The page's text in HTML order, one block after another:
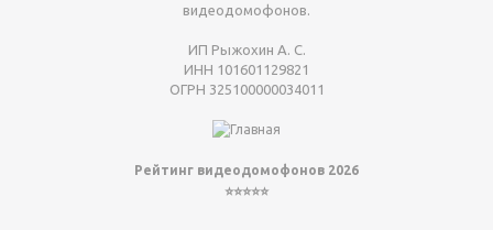
видеодомофонов.
ИП Рыжохин А. С.
ИНН 101601129821
ОГРН 325100000034011
Рейтинг видеодомофонов 2026
⭐⭐⭐⭐⭐